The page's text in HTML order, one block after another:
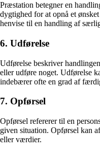
Præstation betegner en
dygtighed for at opnå et
henvise til en handling af
6. Udførelse
Udførelse beskriver
eller udføre noget. Udførelse
indebærer ofte en grad af
7. Opførsel
Opførsel refererer til en
given situation. Opførsel kan
eller værdier.